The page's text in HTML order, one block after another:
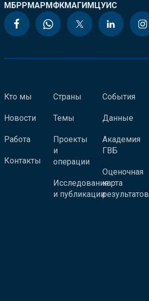
МБРРМАРМФКМАГИМЦУИС
Кто мы
Новости
Работа
Контакты
Страны
Темы
Проекты
и
операции
Исследования
и публикации
События
Данные
Академия
ГВБ
Оценочная
карта
результатов